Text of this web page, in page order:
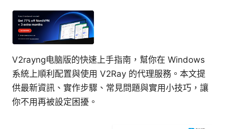
V2rayng电脑版的快速上手指南，幫你在 Windows
系統上順利配置與使用 V2Ray 的代理服務。本文提
供最新資訊、實作步驟、常見問題與實用小技巧，讓
你不用再被設定困擾。